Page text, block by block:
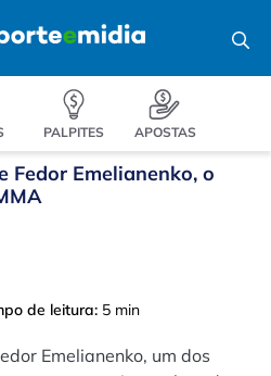
PALPITES APOSTAS
Fedor Emelianenko, o
de leitura: 5 min
Emelianenko, um dos